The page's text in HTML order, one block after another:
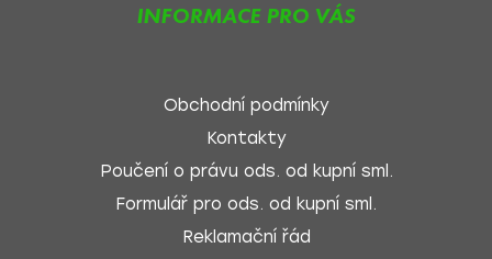
INFORMACE PRO VÁS
Obchodní podmínky
Kontakty
Poučení o právu ods. od kupní sml.
Formulář pro ods. od kupní sml.
Reklamační řád